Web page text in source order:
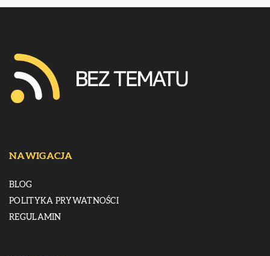
NAWIGACJA
BLOG
POLITYKA PRYWATNOŚCI
REGULAMIN